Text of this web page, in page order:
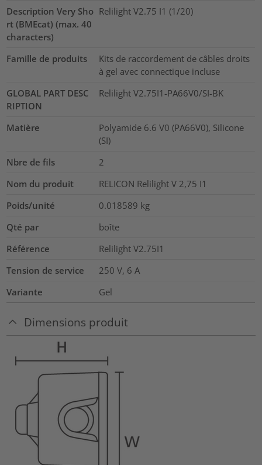
Description Very Sho
rt (BMEcat) (max. 40
characters)
Relilight V2.75 I1 (1/20)
Famille de produits
Kits de raccordement de câbles droits
à gel avec connectique incluse
GLOBAL PART DESC
RIPTION
Relilight V2.75I1-PA66V0/SI-BK
Matière
Polyamide 6.6 V0 (PA66V0), Silicone
(SI)
Nbre de fils
2
Nom du produit
RELICON Relilight V 2,75 I1
Poids/unité
0.018589 kg
Qté par
boîte
Référence
Relilight V2.75I1
Tension de service
250 V, 6 A
Variante
Gel
Dimensions produit